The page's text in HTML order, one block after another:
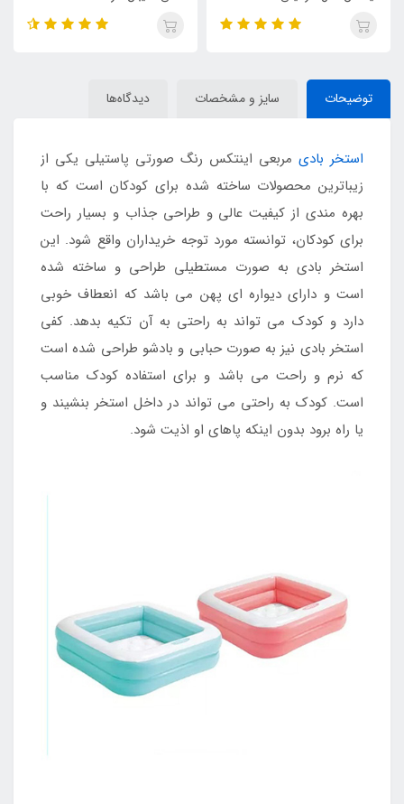
توضیحات سایز و مشخصات دیدگاه‌ها
استخر بادی مربعی اینتکس رنگ صورتی پاستیلی یکی از
زیباترین محصولات ساخته شده برای کودکان است که با
بهره مندی از کیفیت عالی و طراحی جذاب و بسیار راحت
برای کودکان، توانسته مورد توجه خریداران واقع شود. این
استخر بادی به صورت مستطیلی طراحی و ساخته شده
است و دارای دیواره ای پهن می باشد که انعطاف خوبی
دارد و کودک می تواند به راحتی به آن تکیه بدهد. کفی
استخر بادی نیز به صورت حبابی و بادشو طراحی شده است
که نرم و راحت می باشد و برای استفاده کودک مناسب
است. کودک به راحتی می تواند در داخل استخر بنشیند و
یا راه برود بدون اینکه پاهای او اذیت شود.